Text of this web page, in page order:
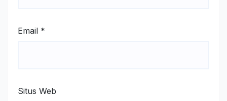
Email *
Situs Web